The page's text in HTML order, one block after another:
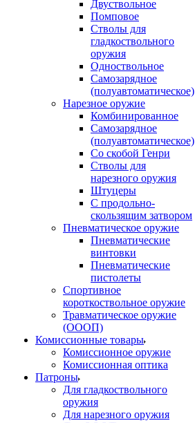
Двуствольное
Помповое
Стволы для
гладкоствольного
оружия
Одноствольное
Самозарядное
(полуавтоматическое)
Нарезное оружие
Комбинированное
Самозарядное
(полуавтоматическое)
Со скобой Генри
Стволы для
нарезного оружия
Штуцеры
С продольно-
скользящим затвором
Пневматическое оружие
Пневматические
винтовки
Пневматические
пистолеты
Спортивное
короткоствольное оружие
Травматическое оружие
(ОООП)
Комиссионные товары
Комиссионное оружие
Комиссионная оптика
Патроны
Для гладкоствольного
оружия
Для нарезного оружия